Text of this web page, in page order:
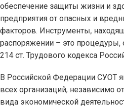
обеспечение защиты жизни и
предприятия от опасных и
факторов. Инструменты,
распоряжении – это процедуры,
214 ст. Трудового кодекса
В Российской Федерации СУОТ
всех организаций, независимо
вида экономической